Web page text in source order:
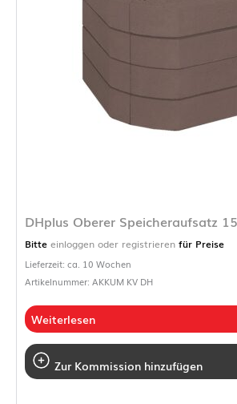
DHplus Oberer Speicheraufsatz
Bitte einloggen oder registrieren für Preise
Lieferzeit: ca. 10 Wochen
Artikelnummer: AKKUM KV DH
Weiterlesen
Zur Kommission hinzufügen